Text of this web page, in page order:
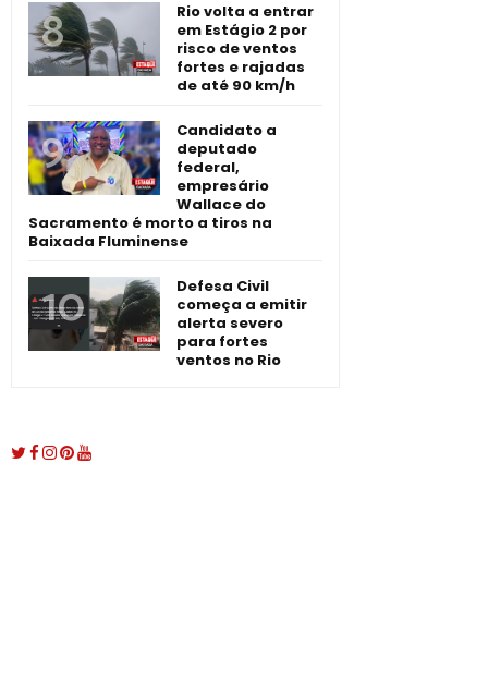
Rio volta a entrar
em Estágio 2 por
risco de ventos
fortes e rajadas
de até 90 km/h
Candidato a
deputado
federal,
empresário
Wallace do
Sacramento é morto a tiros na
Baixada Fluminense
Defesa Civil
começa a emitir
alerta severo
para fortes
ventos no Rio